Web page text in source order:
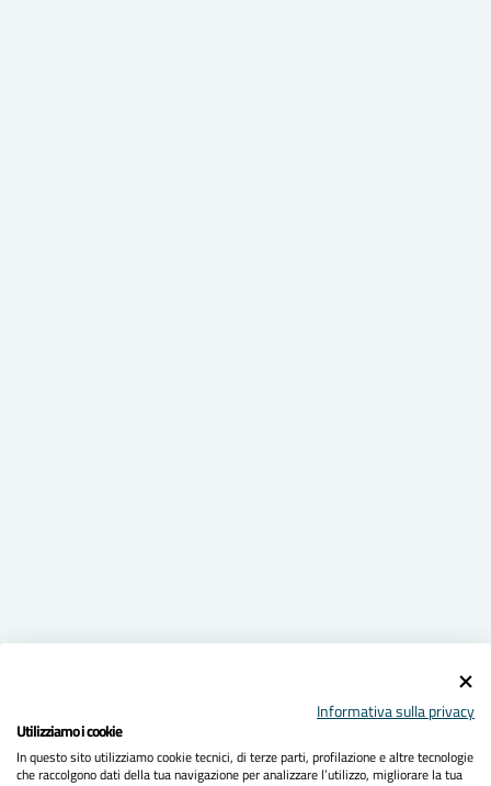
Informativa sulla privacy
Utilizziamo i cookie
In questo sito utilizziamo cookie tecnici, di terze parti, profilazione e altre tecnologie
che raccolgono dati della tua navigazione per analizzare l’utilizzo, migliorare la tua